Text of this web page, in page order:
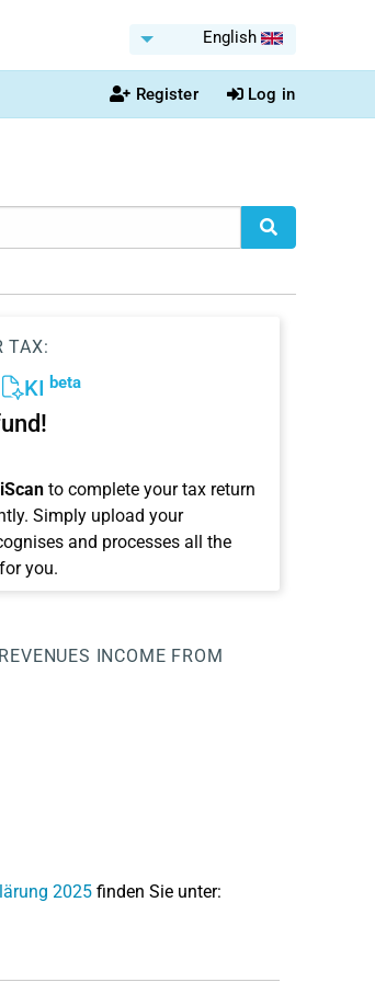
English
Register Log in
TAX:
KI beta
to complete your tax return
Simply upload your
and processes all the
you.
REVENUES INCOME FROM
2025finden Sie unter: